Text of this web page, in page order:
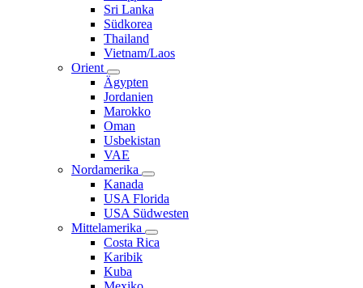
Sri Lanka
Südkorea
Thailand
Vietnam/Laos
Orient
Ägypten
Jordanien
Marokko
Oman
Usbekistan
VAE
Nordamerika
Kanada
USA Florida
USA Südwesten
Mittelamerika
Costa Rica
Karibik
Kuba